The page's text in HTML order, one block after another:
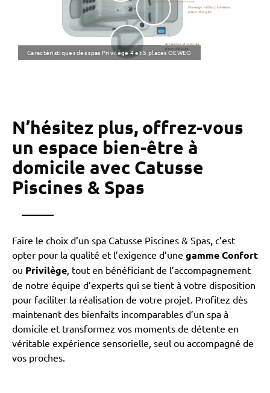
Caractéristiques des spas Privilège 4 et 5 places OEWEO
N’hésitez plus, offrez-vous
un espace bien-être à
domicile avec Catusse
Piscines & Spas
Faire le choix d’un spa Catusse Piscines & Spas, c’est
opter pour la qualité et l’exigence d’une gamme Confort
ou Privilège, tout en bénéficiant de l’accompagnement
de notre équipe d’experts qui se tient à votre disposition
pour faciliter la réalisation de votre projet. Profitez dès
maintenant des bienfaits incomparables d’un spa à
domicile et transformez vos moments de détente en
véritable expérience sensorielle, seul ou accompagné de
vos proches.